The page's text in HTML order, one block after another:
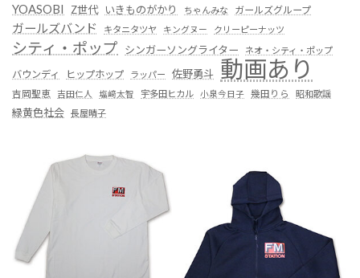
YOASOBI Z世代 いきものがかり ちゃんみな ガールズグループ
ガールズバンド キタニタツヤ キングヌー クリーピーナッツ
シティ・ポップ シンガーソングライター ネオ・シティ・ポップ
バウンディ ヒップホップ ラッパー 佐野勇斗 動画あり
吉岡聖恵 吉田仁人 塩﨑太智 宇多田ヒカル 小泉今日子 幾田りら 昭和歌謡
緑黄色社会 長屋晴子